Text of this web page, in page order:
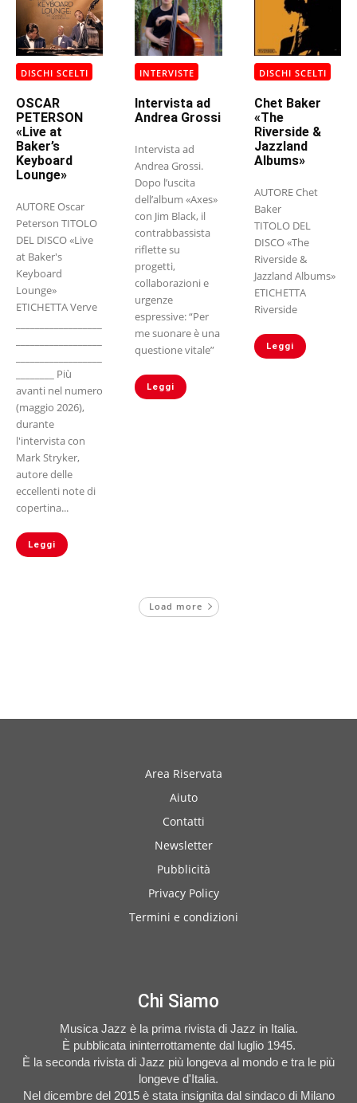
DISCHI SCELTI
OSCAR
PETERSON
«Live at
Baker’s
Keyboard
Lounge»
AUTORE Oscar
Peterson TITOLO
DEL DISCO «Live
at Baker's
Keyboard
Lounge»
ETICHETTA Verve
avanti nel numero
(maggio 2026),
durante
l'intervista con
Mark Stryker,
autore delle
eccellenti note di
copertina...
Leggi
INTERVISTE
Intervista ad
Andrea Grossi
Intervista ad
Andrea Grossi.
Dopo l’uscita
dell’album «Axes»
con Jim Black, il
contrabbassista
riflette su
progetti,
collaborazioni e
urgenze
espressive: “Per
me suonare è una
questione vitale”
Leggi
DISCHI SCELTI
Chet Baker
«The
Riverside &
Jazzland
Albums»
AUTORE Chet
Baker
TITOLO DEL
DISCO «The
Riverside &
Jazzland Albums»
ETICHETTA
Riverside
Leggi
Load more
Area Riservata
Aiuto
Contatti
Newsletter
Pubblicità
Privacy Policy
Termini e condizioni
Chi Siamo
Musica Jazz è la prima rivista di Jazz in Italia.
È pubblicata ininterrottamente dal luglio 1945.
È la seconda rivista di Jazz più longeva al mondo e tra le più
longeve d'Italia.
Nel dicembre del 2015 è stata insignita dal sindaco di Milano